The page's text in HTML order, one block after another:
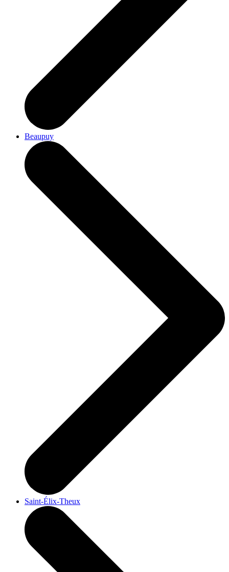
Beaupuy
Saint-Élix-Theux